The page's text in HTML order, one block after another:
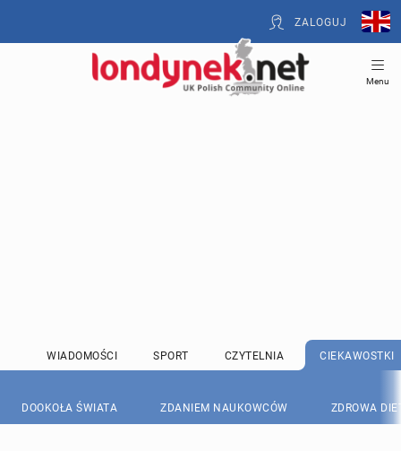
ZALOGUJ
Menu
WIADOMOŚCI SPORT CZYTELNIA CIEKAWOSTKI
DOOKOŁA ŚWIATA ZDANIEM NAUKOWCÓW ZDROWA